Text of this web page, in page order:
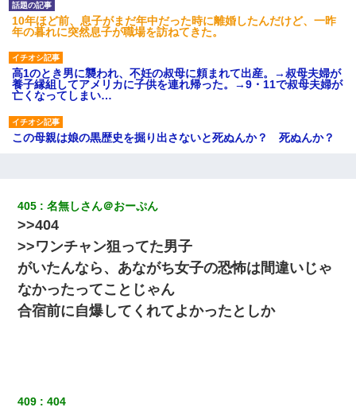
10年ほど前、息子がまだ年中だった時に離婚したんだけど、一昨
年の暮れに突然息子が職場を訪ねてきた。
高1のとき男に襲われ、不妊の叔母に頼まれて出産。→叔母夫婦が
養子縁組してアメリカに子供を連れ帰った。→9・11で叔母夫婦が
亡くなってしまい…
この母親は娘の黒歴史を掘り出さないと死ぬんか？ 死ぬんか？
スマホを与えられて、中学卒業する頃にはすっかり女叩きに洗脳
された弟が、大学進学のために一人暮らししたいと言い出した。
｢昨日はお兄ちゃんと一緒にお風呂に入っちゃった～｣とか毎日兄
の話をしていたA子が事故で亡くなった。→Ａ子のお母さんの話に
驚愕…
405 名無しさん＠おーぷん
>>404
>>ワンチャン狙ってた男子
がいたんなら、あながち女子の恐怖は間違いじゃ
なかったってことじゃん
合宿前に自爆してくれてよかったとしか
409 404